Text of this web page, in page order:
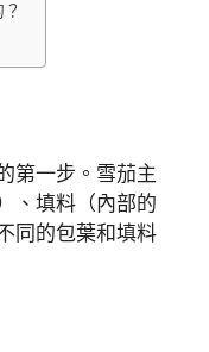
第一步。雪茄主
、填料（內部的
同的包葉和填料